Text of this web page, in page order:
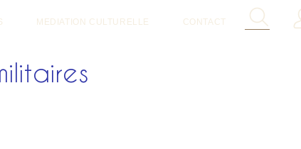
MEDIATION CULTURELLE CONTACT